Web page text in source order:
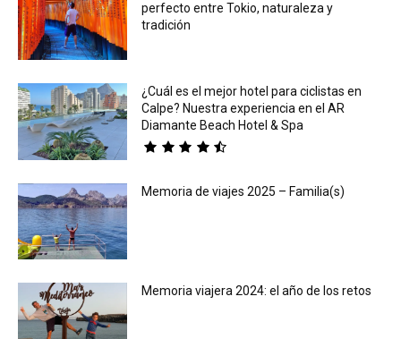
perfecto entre Tokio, naturaleza y
tradición
¿Cuál es el mejor hotel para ciclistas en
Calpe? Nuestra experiencia en el AR
Diamante Beach Hotel & Spa
Memoria de viajes 2025 – Familia(s)
Memoria viajera 2024: el año de los retos